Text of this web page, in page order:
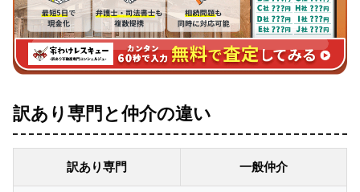
訳あり専門と仲介の違い
訳あり専門 一般仲介